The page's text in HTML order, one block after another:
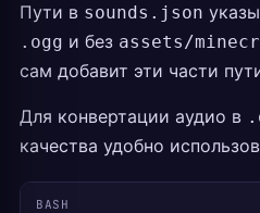
Пути в sounds.json
.ogg и без assets/
сам добавит эти части
Для конвертации аудио в
качества удобно
BASH